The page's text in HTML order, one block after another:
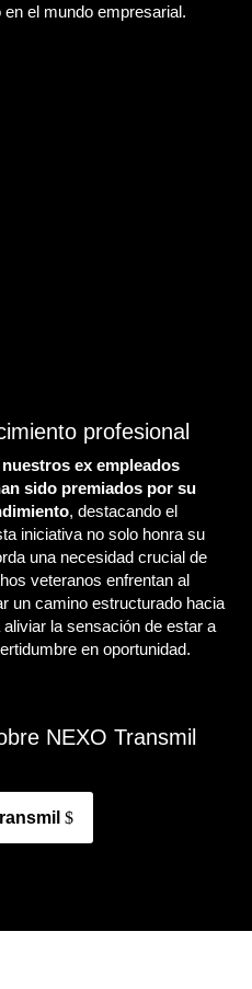
el mundo empresarial.
profesional
nuestros ex empleados
sido premiados por su
, destacando el
iniciativa no solo honra su
una necesidad crucial de
veteranos enfrentan al
un camino estructurado hacia
la sensación de estar a
en oportunidad.
NEXO Transmil